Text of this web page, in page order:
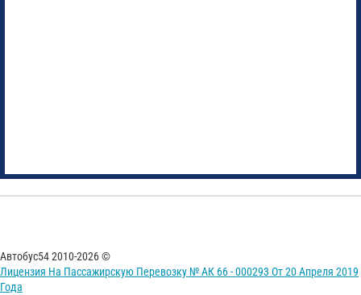
Автобус54 2010-2026 ©
Лицензия На Пассажирскую Перевозку № АК 66 - 000293 От 20 Апреля 2019
Года